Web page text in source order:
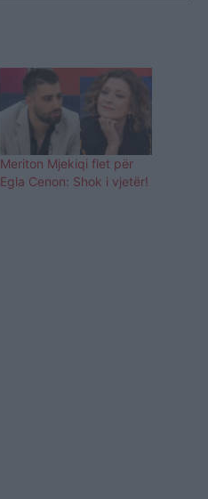
Meriton Mjekiqi flet për
Egla Cenon: Shok i vjetër!